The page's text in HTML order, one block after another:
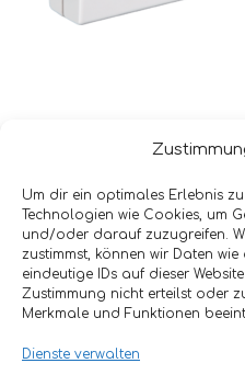
Um dir ein optimales Erlebnis
Technologien wie Cookies, um
und/oder darauf zuzugreifen.
zustimmst, können wir Daten
eindeutige IDs auf dieser
Zustimmung nicht erteilst oder
Merkmale und Funktionen
Dienste verwalten
LEAVE
You must belogged